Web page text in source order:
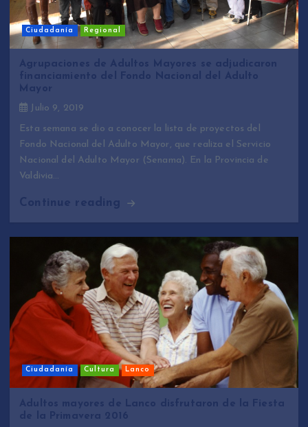
Ciudadanía Regional
Agrupaciones de Adultos Mayores se adjudicaron
financiamiento del Fondo Nacional del Adulto
Mayor
Julio 9, 2019
Esta semana se dio a conocer la lista de proyectos del
Fondo Nacional del Adulto Mayor, que realiza el Servicio
Nacional del Adulto Mayor (Senama). En la Provincia de
Valdivia…
Continue reading
Ciudadanía Cultura Lanco
Adultos mayores de Lanco disfrutaron de la Fiesta
de la Primavera 2016